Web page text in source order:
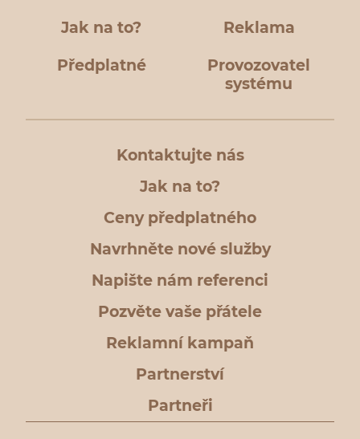
Jak na to? Reklama
Předplatné
Provozovatel
systému
Kontaktujte nás
Jak na to?
Ceny předplatného
Navrhněte nové služby
Napište nám referenci
Pozvěte vaše přátele
Reklamní kampaň
Partnerství
Partneři